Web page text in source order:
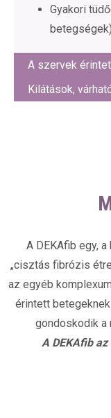
Gyakori
betegségek)
A szervek
Kilátások,
A DEKAfib egy,
„cisztás fibrózis
az egyéb
érintett
gondoskodik a
A DEKAfib